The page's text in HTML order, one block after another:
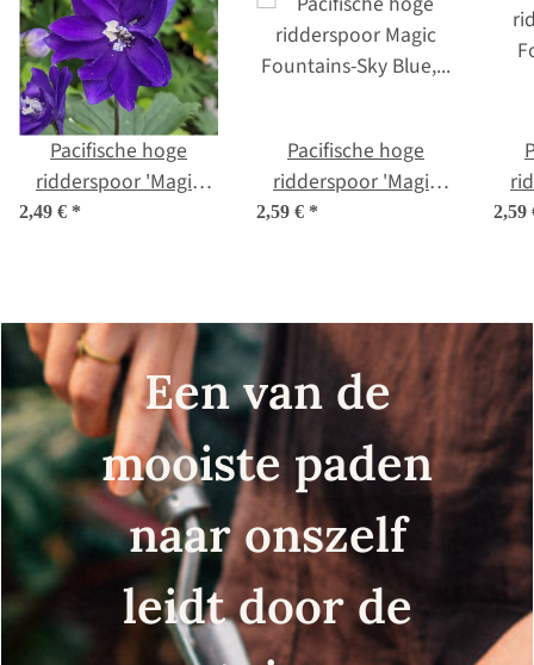
Pacifische hoge
ridderspoor 'Magic
Fountains-Dark Blue
2,49 € *
Pacifische hoge
ridderspoor 'Magic
Fountains-Sky Blue,
2,59 € * 2,59
Een van de
mooiste paden
naar onszelf
leidt door de